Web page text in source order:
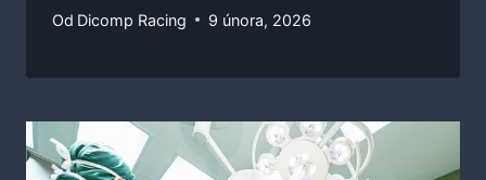
Od Dicomp Racing 9 února, 2026